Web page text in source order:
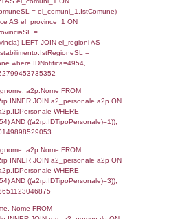
COUNT(*) FROM `userlevels`
= -2, executionMS:
`userlevelid`, `userlevelname`
COUNT(*) FROM
`userlevelid` = -2, executionMS:
`tablename`, `userlevelid`,
WHERE `userlevelid`